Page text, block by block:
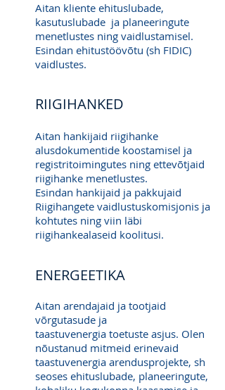
Aitan kliente ehituslubade,
kasutuslubade ja planeeringute
menetlustes ning vaidlustamisel.
Esindan ehitustöövõtu (sh FIDIC)
vaidlustes.
RIIGIHANKED
Aitan hankijaid riigihanke
alusdokumentide koostamisel ja
registritoimingutes ning ettevõtjaid
riigihanke menetlustes.
Esindan hankijaid ja pakkujaid
Riigihangete vaidlustuskomisjonis ja
kohtutes ning viin läbi
riigihankealaseid koolitusi.
ENERGEETIKA
Aitan arendajaid ja tootjaid
võrgutasude ja
taastuvenergia toetuste asjus. Olen
nõustanud mitmeid erinevaid
taastuvenergia arendusprojekte, sh
seoses ehituslubade, planeeringute,